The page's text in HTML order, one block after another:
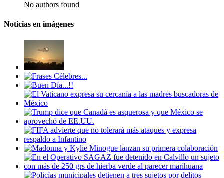
No authors found
Noticias en imágenes